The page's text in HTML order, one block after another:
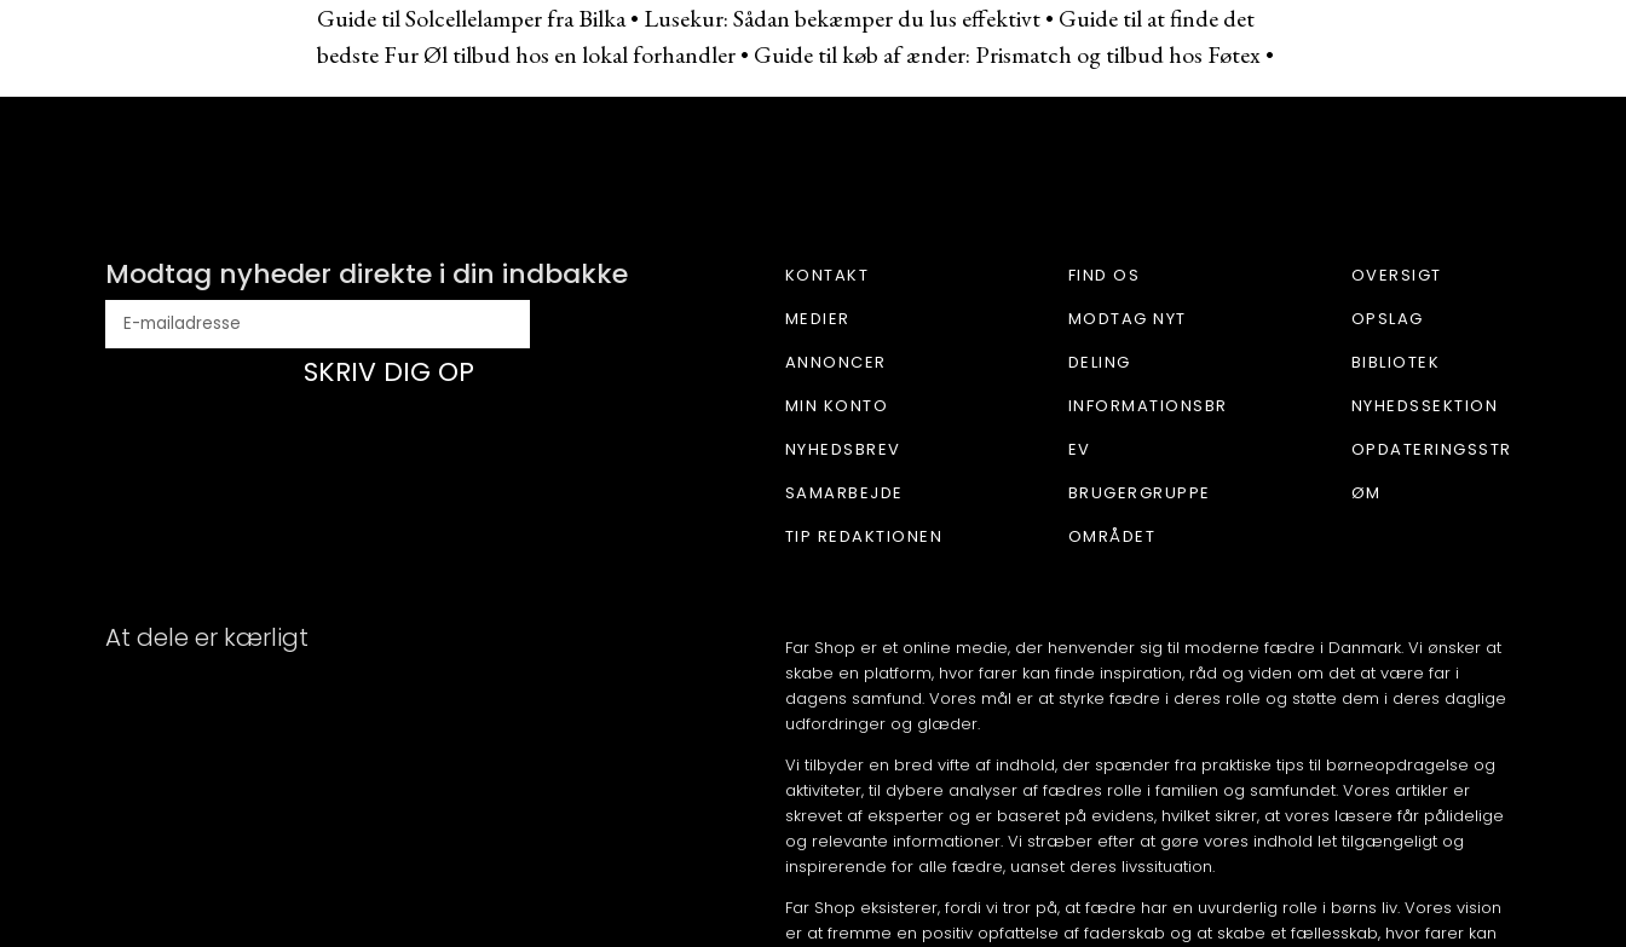
Guide til Solcellelamper fra Bilka• Lusekur: Sådan bekæmper du lus effektivt• Guide til at finde det
bedste Fur Øl tilbud hos en lokal forhandler• Guide til køb af ænder: Prismatch og tilbud hos Føtex•
Modtag nyheder direkte i din indbakke
SKRIV DIG OP
Far Shop er et online medie, der henvender sig til moderne fædre i Danmark. Vi ønsker at
skabe en platform, hvor farer kan finde inspiration, råd og viden om det at være far i
dagens samfund. Vores mål er at styrke fædre i deres rolle og støtte dem i deres daglige
udfordringer og glæder.
Vi tilbyder en bred vifte af indhold, der spænder fra praktiske tips til børneopdragelse og
aktiviteter, til dybere analyser af fædres rolle i familien og samfundet. Vores artikler er
skrevet af eksperter og er baseret på evidens, hvilket sikrer, at vores læsere får pålidelige
og relevante informationer. Vi stræber efter at gøre vores indhold let tilgængeligt og
inspirerende for alle fædre, uanset deres livssituation.
Far Shop eksisterer, fordi vi tror på, at fædre har en uvurderlig rolle i børns liv. Vores vision
er at fremme en positiv opfattelse af faderskab og at skabe et fællesskab, hvor farer kan
At dele er kærligt
KONTAKT
MEDIER
ANNONCER
MIN KONTO
NYHEDSBREV
SAMARBEJDE
TIP REDAKTIONEN
FIND OS
MODTAG NYT
DELING
INFORMATIONSBR
EV
BRUGERGRUPPE
OMRÅDET
OVERSIGT
OPSLAG
BIBLIOTEK
NYHEDSSEKTION
OPDATERINGSSTR
ØM